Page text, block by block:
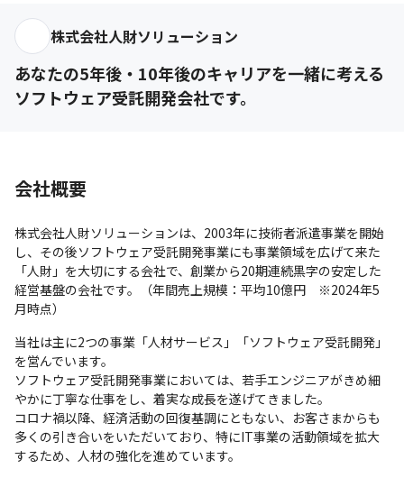
株式会社人財ソリューション
あなたの5年後・10年後のキャリアを一緒に考える
ソフトウェア受託開発会社です。
会社概要
株式会社人財ソリューションは、2003年に技術者派遣事業を開始
し、その後ソフトウェア受託開発事業にも事業領域を広げて来た
「人財」を大切にする会社で、創業から20期連続黒字の安定した
経営基盤の会社です。（年間売上規模：平均10億円　※2024年5
月時点）
当社は主に2つの事業「人材サービス」「ソフトウェア受託開発」
を営んでいます。
ソフトウェア受託開発事業においては、若手エンジニアがきめ細
やかに丁寧な仕事をし、着実な成長を遂げてきました。
コロナ禍以降、経済活動の回復基調にともない、お客さまからも
多くの引き合いをいただいており、特にIT事業の活動領域を拡大
するため、人材の強化を進めています。